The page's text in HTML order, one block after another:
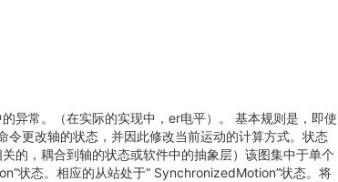
异常。（在实际的实现中，er电平）。 基本规则是，即使
更改轴的状态，并因此修改当前运动的计算方式。状态
的，耦合到轴的状态或软件中的抽象层）该图集中于单个
状态。相应的从站处于“ SynchronizedMotion”状态。将